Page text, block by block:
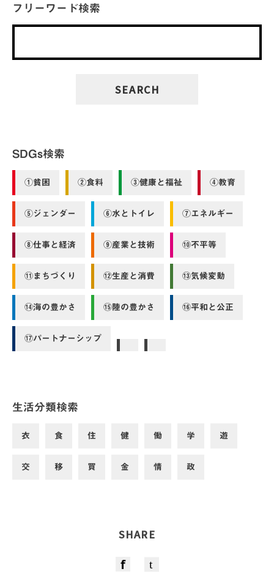
フリーワード検索
SDGs検索
①貧困 ②食料 ③健康と福祉 ④教育
⑤ジェンダー ⑥水とトイレ ⑦エネルギー
⑧仕事と経済 ⑨産業と技術 ⑩不平等
⑪まちづくり ⑫生産と消費 ⑬気候変動
⑭海の豊かさ ⑮陸の豊かさ ⑯平和と公正
⑰パートナーシップ
生活分類検索
衣 食 住 健 働 学 遊
交 移 買 金 情 政
SHARE